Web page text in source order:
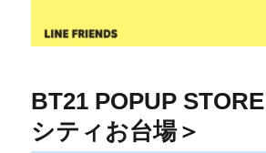
BT21 POPUP
シティお台場＞